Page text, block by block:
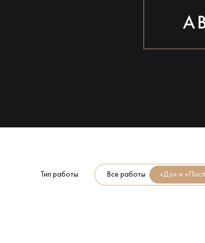
Тип работы: Все работы